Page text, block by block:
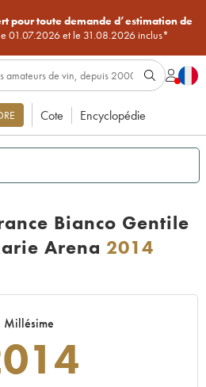
pour toute demande d’estimation de
01.07.2026 et le 31.08.2026 inclus*
Cote Encyclopédie
Bianco Gentile
Arena 2014
Millésime